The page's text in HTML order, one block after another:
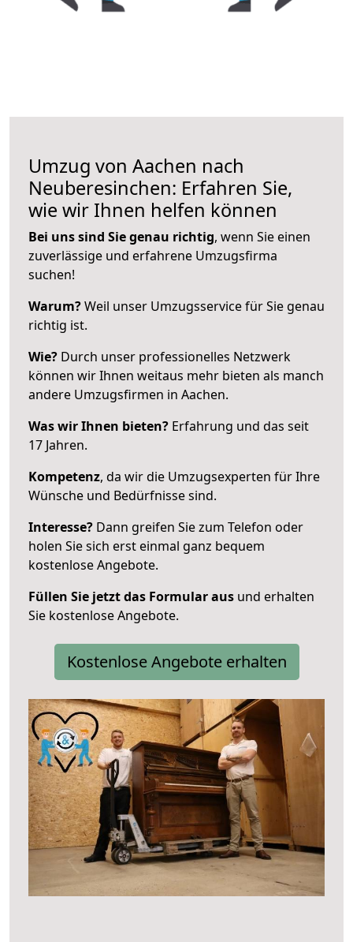
Umzug von Aachen nach
Neuberesinchen: Erfahren Sie,
wie wir Ihnen helfen können
Bei uns sind Sie genau richtig, wenn Sie einen
zuverlässige und erfahrene Umzugsfirma
suchen!
Warum?Weil unser Umzugsservice für Sie genau
richtig ist.
Wie? Durch unser professionelles Netzwerk
können wir Ihnen weitaus mehr bieten als manch
andere Umzugsfirmen in Aachen.
Was wir Ihnen bieten? Erfahrung und das seit
17 Jahren.
Kompetenz, da wir die Umzugsexperten für Ihre
Wünsche und Bedürfnisse sind.
Interesse? Dann greifen Sie zum Telefon oder
holen Sie sich erst einmal ganz bequem
kostenlose Angebote.
Füllen Sie jetzt das Formular aus und erhalten
Sie kostenlose Angebote.
Kostenlose Angebote erhalten